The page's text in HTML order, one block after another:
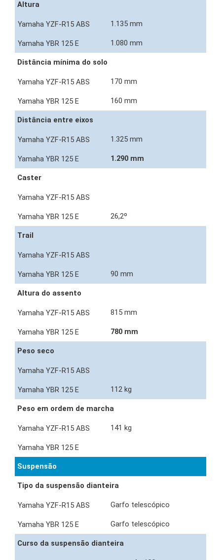
Altura
1.135 mm
1.080 mm
Distância mínima do solo
170 mm
160 mm
Distância entre eixos
1.325 mm
1.290 mm
Caster
26,2º
Trail
90 mm
Altura do assento
815 mm
780 mm
Peso seco
112 kg
Peso em ordem de marcha
141 kg
Suspensão
Tipo da suspensão dianteira
Garfo telescópico
Garfo telescópico
Curso da suspensão dianteira